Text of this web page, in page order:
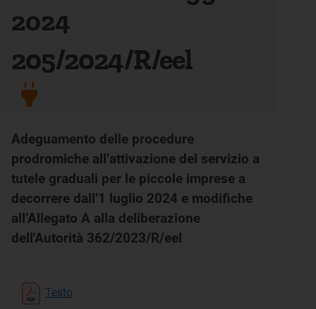
2024
205/2024/R/eel
Adeguamento delle procedure
prodromiche all’attivazione del servizio a
tutele graduali per le piccole imprese a
decorrere dall’1 luglio 2024 e modifiche
all’Allegato A alla deliberazione
dell'Autorità 362/2023/R/eel
Testo